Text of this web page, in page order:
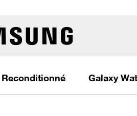
Reconditionné Galaxy